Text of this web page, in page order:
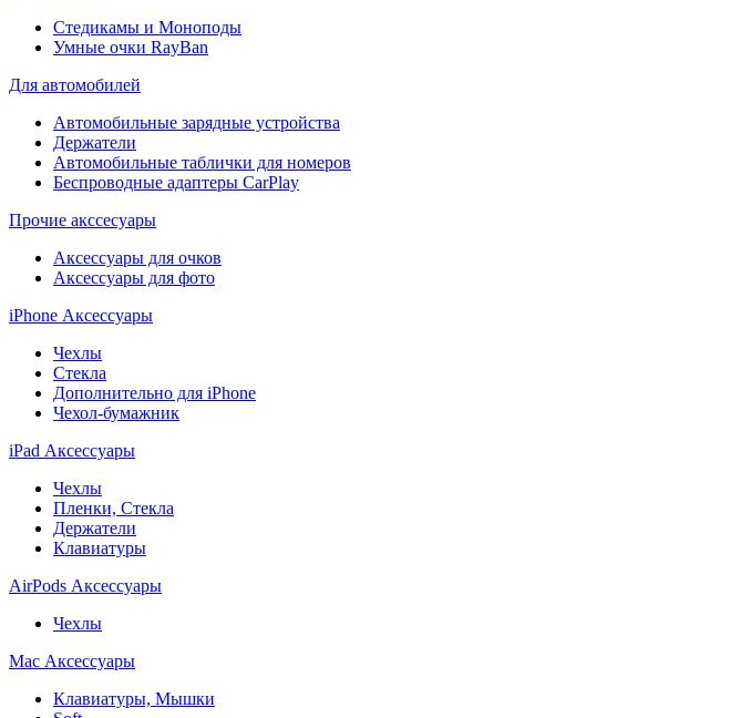
Стедикамы и Моноподы
Умные очки RayBan
Для автомобилей
Автомобильные зарядные устройства
Держатели
Автомобильные таблички для номеров
Беспроводные адаптеры CarPlay
Прочие акссесуары
Аксессуары для очков
Аксессуары для фото
iPhone Аксессуары
Чехлы
Стекла
Дополнительно для iPhone
Чехол-бумажник
iPad Аксессуары
Чехлы
Пленки, Стекла
Держатели
Клавиатуры
AirPods Аксессуары
Чехлы
Mac Аксессуары
Клавиатуры, Мышки